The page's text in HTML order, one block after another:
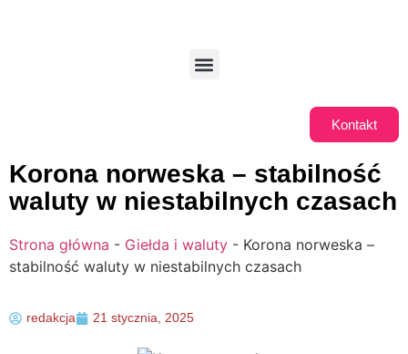
Kontakt
Korona norweska – stabilność
waluty w niestabilnych czasach
Strona główna - Giełda i waluty - Korona norweska –
stabilność waluty w niestabilnych czasach
redakcja 21 stycznia, 2025